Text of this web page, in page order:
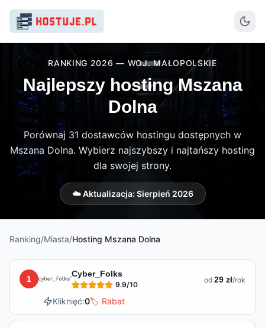
RANKING 2026 — WOJ. MAŁOPOLSKIE
Najlepszy hosting Mszana
Dolna
Porównaj 31 dostawców hostingu dostępnych w
Mszana Dolna. Wybierz najszybszy i najtańszy hosting
dla swojej strony.
☁️ Aktualizacja: Sierpień 2026
Ranking/Miasta/Hosting Mszana Dolna
Lista hostingów dostępnych w
1
Cyber_Folks
9.9/10 od 29 zł/rok
Kliknięć:0🏷️ Rabat